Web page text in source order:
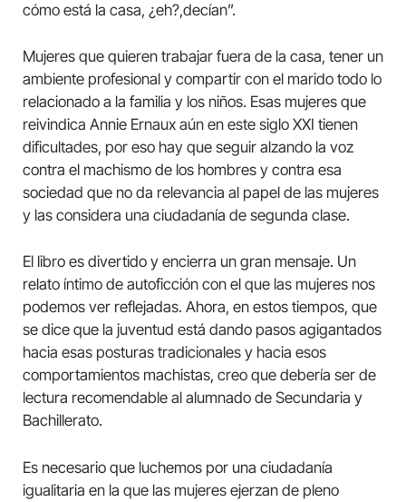
cómo está la casa, ¿eh?,decían”.
Mujeres que quieren trabajar fuera de la casa, tener un
ambiente profesional y compartir con el marido todo lo
relacionado a la familia y los niños. Esas mujeres que
reivindica Annie Ernaux aún en este siglo XXI tienen
dificultades, por eso hay que seguir alzando la voz
contra el machismo de los hombres y contra esa
sociedad que no da relevancia al papel de las mujeres
y las considera una ciudadanía de segunda clase.
El libro es divertido y encierra un gran mensaje. Un
relato íntimo de autoficción con el que las mujeres nos
podemos ver reflejadas. Ahora, en estos tiempos, que
se dice que la juventud está dando pasos agigantados
hacia esas posturas tradicionales y hacia esos
comportamientos machistas, creo que debería ser de
lectura recomendable al alumnado de Secundaria y
Bachillerato.
Es necesario que luchemos por una ciudadanía
igualitaria en la que las mujeres ejerzan de pleno